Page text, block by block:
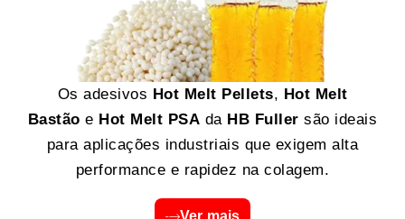
Os adesivos Hot Melt Pellets, Hot Melt
Bastão e Hot Melt PSA da HB Fuller são ideais
para aplicações industriais que exigem alta
performance e rapidez na colagem.
Ver mais